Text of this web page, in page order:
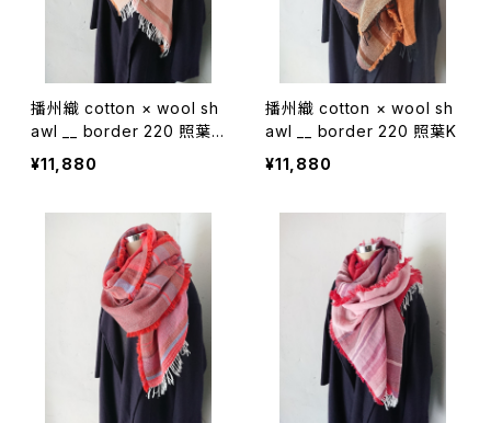
播州織 cotton × wool sh
awl __ border 220 照葉
W
¥11,880
播州織 cotton × wool sh
awl __ border 220 照葉K
¥11,880